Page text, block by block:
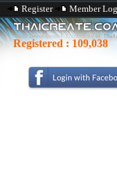
Register Member
Registered : 109,038